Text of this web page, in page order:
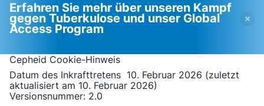
Erfahren Sie mehr über unseren Kampf
gegen Tuberkulose und unser Global
Access Program
Videos erfordern, dass
funktionale Cookies aktiviert
Funktionale Cookies aktiviert
Cookie-Einstellungen anzeigen & aktualisieren
Datenschutzrichtlinie anzeigen
Cepheid Cookie-Hinweis
Datum des Inkrafttretens 10. Februar 2026 (zuletzt
aktualisiert am 10. Februar 2026)
Versionsnummer: 2.0